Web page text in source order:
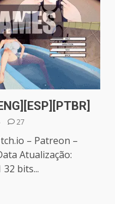
27
– Patreon –
Atualização:
32 bits...